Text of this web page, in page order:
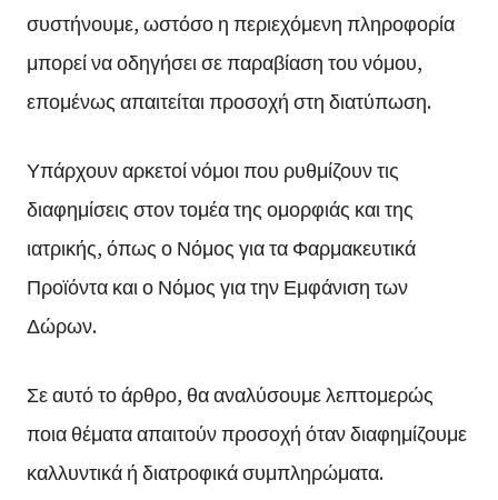
συστήνουμε, ωστόσο η περιεχόμενη πληροφορία
μπορεί να οδηγήσει σε παραβίαση του νόμου,
επομένως απαιτείται προσοχή στη διατύπωση.
Υπάρχουν αρκετοί νόμοι που ρυθμίζουν τις
διαφημίσεις στον τομέα της ομορφιάς και της
ιατρικής, όπως ο Νόμος για τα Φαρμακευτικά
Προϊόντα και ο Νόμος για την Εμφάνιση των
Δώρων.
Σε αυτό το άρθρο, θα αναλύσουμε λεπτομερώς
ποια θέματα απαιτούν προσοχή όταν διαφημίζουμε
καλλυντικά ή διατροφικά συμπληρώματα.